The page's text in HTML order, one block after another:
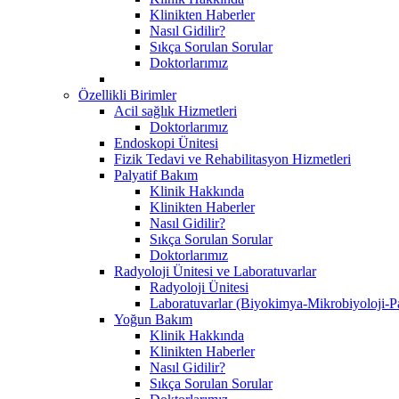
Klinikten Haberler
Nasıl Gidilir?
Sıkça Sorulan Sorular
Doktorlarımız
Özellikli Birimler
Acil sağlık Hizmetleri
Doktorlarımız
Endoskopi Ünitesi
Fizik Tedavi ve Rehabilitasyon Hizmetleri
Palyatif Bakım
Klinik Hakkında
Klinikten Haberler
Nasıl Gidilir?
Sıkça Sorulan Sorular
Doktorlarımız
Radyoloji Ünitesi ve Laboratuvarlar
Radyoloji Ünitesi
Laboratuvarlar (Biyokimya-Mikrobiyoloji-
Yoğun Bakım
Klinik Hakkında
Klinikten Haberler
Nasıl Gidilir?
Sıkça Sorulan Sorular